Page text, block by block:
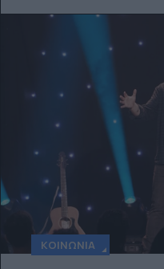
ΚΟΙΝΩΝΊΑ